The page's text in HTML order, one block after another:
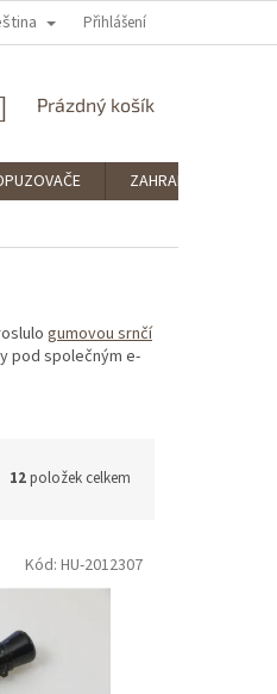
OSOBNÍCH ÚDAJŮ
Přihlášení
NÁKUPNÍ
Prázdný košík
ZAHRADNÍ POTŘEBY
gumovou srnčí
pod společným e-
12položek celkem
Kód: HU-2012307